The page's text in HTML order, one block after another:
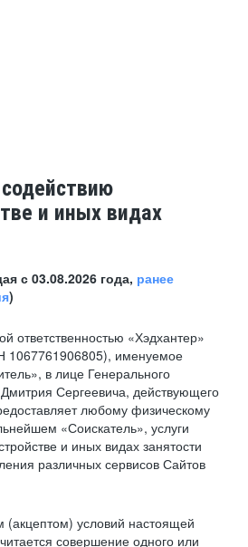
и иных видах
с 03.08.2026 года, ранее
)
ответственностью «Хэдхантер»
именуемое
в лице Генерального
Сергеевича, действующего
любому физическому
«Соискатель», услуги
и иных видах занятости
различных сервисов Сайтов
(акцептом) условий настоящей
совершение одного или